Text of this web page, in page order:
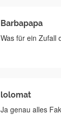
Barbapapa
Was für ein Zufall
lolomat
Ja genau alles